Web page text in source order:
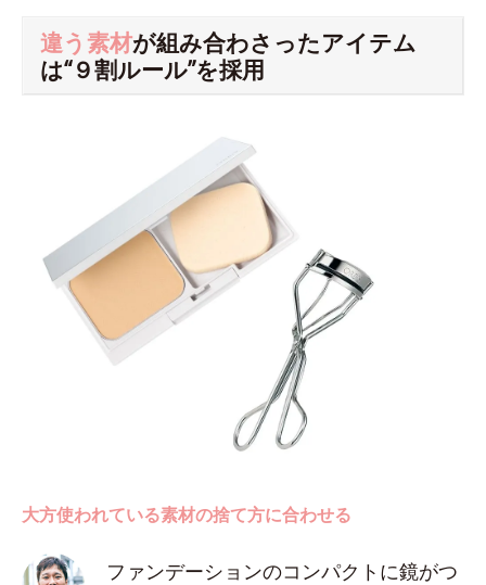
違う素材が組み合わさったアイテム
は“９割ルール”を採用
大方使われている素材の捨て方に合わせる
ファンデーションのコンパクトに鏡がつ